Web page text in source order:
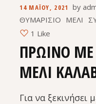
14 ΜΑΪ́ΟΥ, 2021 by
ΘΥΜΑΡΙΣΙΟ ΜΕΛΙ
1 Like
ΠΡΩΙΝΟ
ΜΕΛΙ
Για να ξεκινήσει